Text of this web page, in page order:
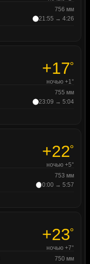
756 мм
21:55 → 4:26
+17°
ночью +1°
755 мм
23:09 → 5:04
+22°
ночью +5°
753 мм
0:00 → 5:57
+23°
ночью +7°
750 мм